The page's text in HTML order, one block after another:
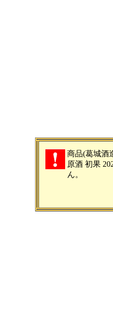
商品(葛城酒
原酒 初果
ん。